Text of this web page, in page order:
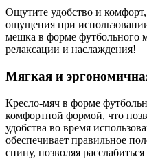
Ощутите удобство и
ощущения при
мешка в форме футбольного
релаксации и наслаждения!
Мягкая и
Кресло-мяч в форме
комфортной формой, что
удобства во время
обеспечивает правильное
спину, позволяя